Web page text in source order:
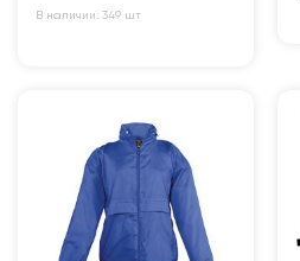
В наличии: 349 шт